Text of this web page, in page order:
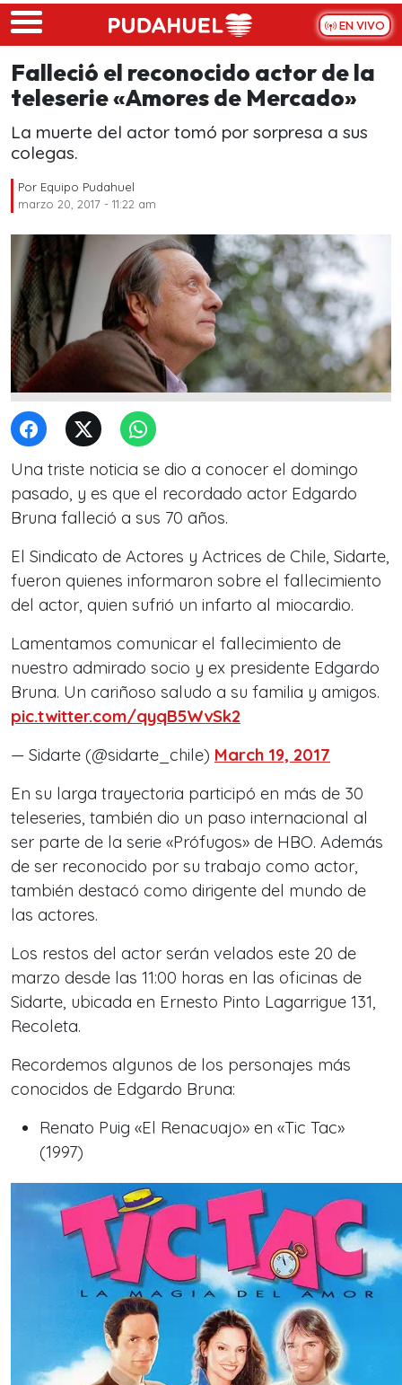
Skip to main content
EN VIVO
Falleció el reconocido actor de la
teleserie «Amores de Mercado»
La muerte del actor tomó por sorpresa a sus
colegas.
Por Equipo Pudahuel
marzo 20, 2017 - 11:22 am
Una triste noticia se dio a conocer el domingo
pasado, y es que el recordado actor Edgardo
Bruna falleció a sus 70 años.
El Sindicato de Actores y Actrices de Chile, Sidarte,
fueron quienes informaron sobre el fallecimiento
del actor, quien sufrió un infarto al miocardio.
Lamentamos comunicar el fallecimiento de
nuestro admirado socio y ex presidente Edgardo
Bruna. Un cariñoso saludo a su familia y amigos.
pic.twitter.com/qyqB5WvSk2
— Sidarte (@sidarte_chile) March 19, 2017
En su larga trayectoria participó en más de 30
teleseries, también dio un paso internacional al
ser parte de la serie «Prófugos» de HBO. Además
de ser reconocido por su trabajo como actor,
también destacó como dirigente del mundo de
las actores.
Los restos del actor serán velados este 20 de
marzo desde las 11:00 horas en las oficinas de
Sidarte, ubicada en Ernesto Pinto Lagarrigue 131,
Recoleta.
Recordemos algunos de los personajes más
conocidos de Edgardo Bruna:
Renato Puig «El Renacuajo» en «Tic Tac»
(1997)